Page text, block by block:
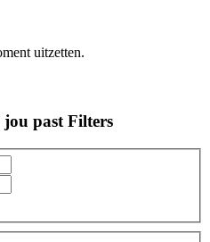
uitzetten.
past Filters